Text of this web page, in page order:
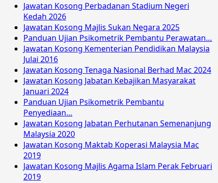
Jawatan Kosong Perbadanan Stadium Negeri
Kedah 2026
Jawatan Kosong Majlis Sukan Negara 2025
Panduan Ujian Psikometrik Pembantu Perawatan…
Jawatan Kosong Kementerian Pendidikan Malaysia
Julai 2016
Jawatan Kosong Tenaga Nasional Berhad Mac 2024
Jawatan Kosong Jabatan Kebajikan Masyarakat
Januari 2024
Panduan Ujian Psikometrik Pembantu
Penyediaan…
Jawatan Kosong Jabatan Perhutanan Semenanjung
Malaysia 2020
Jawatan Kosong Maktab Koperasi Malaysia Mac
2019
Jawatan Kosong Majlis Agama Islam Perak Februari
2019